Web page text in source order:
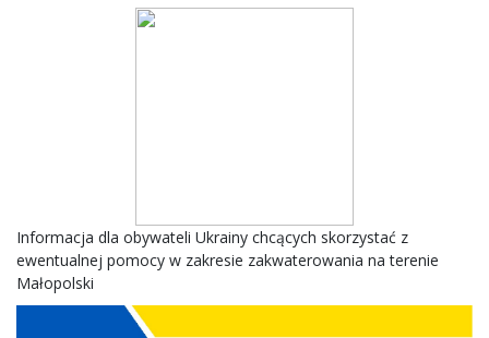
Informacja dla obywateli Ukrainy chcących skorzystać z
ewentualnej pomocy w zakresie zakwaterowania na terenie
Małopolski